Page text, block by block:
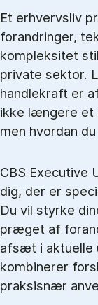
Et erhvervsliv
forandringer,
kompleksitet
private sektor.
handlekraft er
ikke længere et
men hvordan
CBS Executive
dig, der er
Du vil styrke
præget af
afsæt i aktuelle
kombinerer
praksisnær